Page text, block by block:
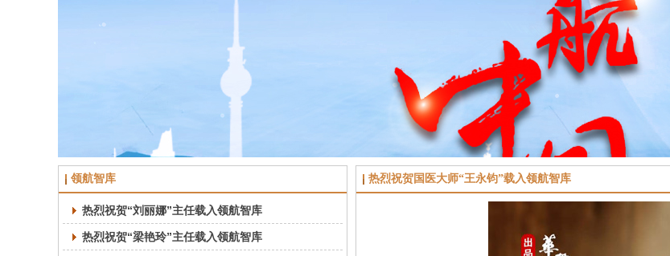
领航智库
热烈祝贺“刘丽娜”主任载入领航智库
热烈祝贺“梁艳玲”主任载入领航智库
热烈祝贺国医大师“王永钧”载入领航智库